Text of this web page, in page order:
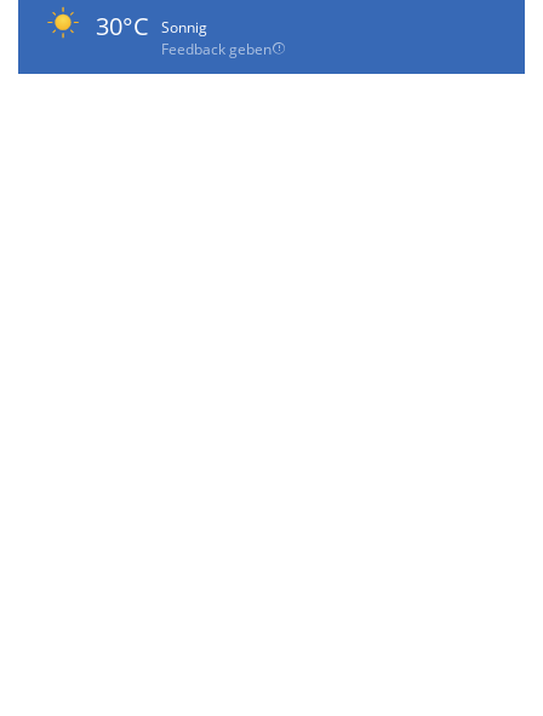
30°C
Sonnig
Feedback geben